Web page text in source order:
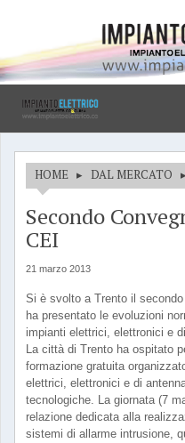
HOME ▸ DAL MERCATO ▸
Secondo
CEI
21 marzo 2013
Si è svolto a Trento il
ha presentato le evoluzioni
impianti elettrici, elettronici e
La città di Trento ha ospitato
formazione gratuita
elettrici, elettronici e di
tecnologiche. La giornata (7
relazione dedicata alla
sistemi di allarme intrusione,